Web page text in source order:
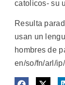
catolicos- su
Resulta
usan un
hombres de
en/so/fn/arl/